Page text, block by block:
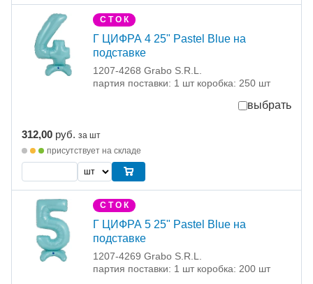
С Т О К
Г ЦИФРА 4 25" Pastel Blue на
подставке
1207-4268 Grabo S.R.L.
партия поставки: 1 шт коробка: 250 шт
выбрать
312,00 руб. за шт
присутствует на складе
С Т О К
Г ЦИФРА 5 25" Pastel Blue на
подставке
1207-4269 Grabo S.R.L.
партия поставки: 1 шт коробка: 200 шт